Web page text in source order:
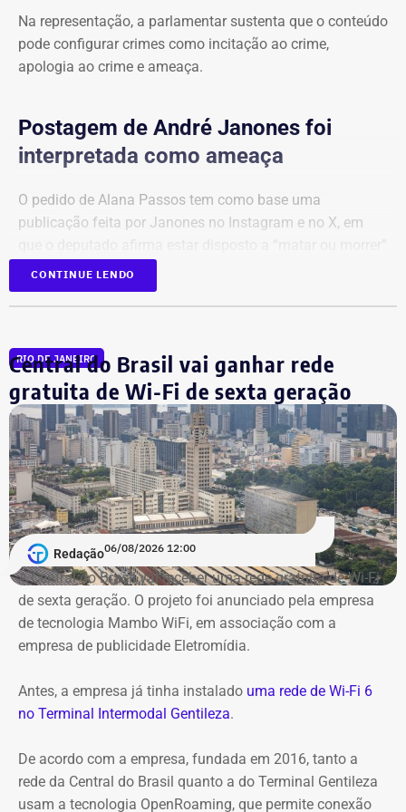
da Secretaria de Estado de Segurança Pública, Polícia
Militar, Light e Águas do Rio.
Na representação, a parlamentar sustenta que o conteúdo
pode configurar crimes como incitação ao crime,
apologia ao crime e ameaça.
Postagem de André Janones foi
interpretada como ameaça
O pedido de Alana Passos tem como base uma
publicação feita por Janones no Instagram e no X, em
para “livrar nosso país da extrema direita de uma vez por
todas”.
que precisa ser feito” e conclui com a frase: “É guerra”.
CONTINUE LENDO
RIO DE JANEIRO
Central do Brasil vai ganhar rede
gratuita de Wi-Fi de sexta geração
Redação06/08/2026 12:00
A Central do Brasil vai receber uma rede gratuita de Wi-Fi
de sexta geração. O projeto foi anunciado pela empresa
de tecnologia Mambo WiFi, em associação com a
empresa de publicidade Eletromídia.
Antes, a empresa já tinha instalado uma rede de Wi-Fi 6
no Terminal Intermodal Gentileza.
De acordo com a empresa, fundada em 2016, tanto a
rede da Central do Brasil quanto a do Terminal Gentileza
usam a tecnologia OpenRoaming, que permite conexão